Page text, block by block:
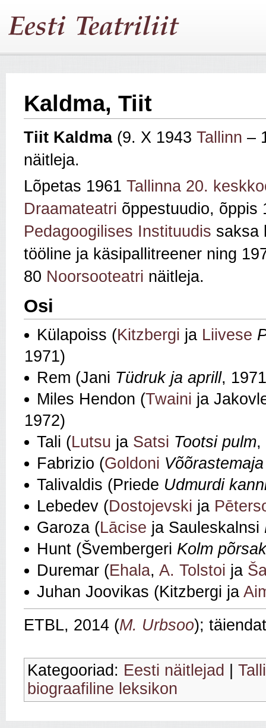
Kaldma, Tiit
Tiit Kaldma(9. X 1943 Tallinn –
näitleja.
Lõpetas 1961 Tallinna 20.
Draamateatri õppestuudio, õppis
Pedagoogilises Instituudis saksa
tööline ja käsipallitreener ning
80 Noorsooteatri näitleja.
Osi
Külapoiss (Kitzbergi ja Liivese
1971)
Rem (Jani Tüdruk ja aprill,
Miles Hendon (Twaini ja
1972)
Tali (Lutsu ja Satsi Tootsi pulm,
Fabrizio (Goldoni
Talivaldis (Priede Udmurdi
Lebedev (Dostojevski ja
Garoza (Lācise ja Sauleskalnsi
Hunt (Švembergeri Kolm
Duremar (Ehala, A. Tolstoi ja
Juhan Joovikas (Kitzbergi ja
ETBL, 2014 (M. Urbsoo);
Kategooriad: Eesti näitlejad
biograafiline leksikon